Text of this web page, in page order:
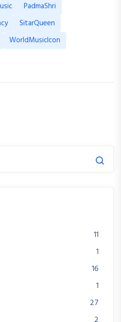
PadmaShri
SitarQueen
WorldMusicIcon
11
1
16
1
27